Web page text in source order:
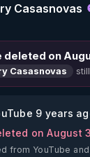
Casasnovas
deleted on
Casasnovas
9 years
on August
from YouTube